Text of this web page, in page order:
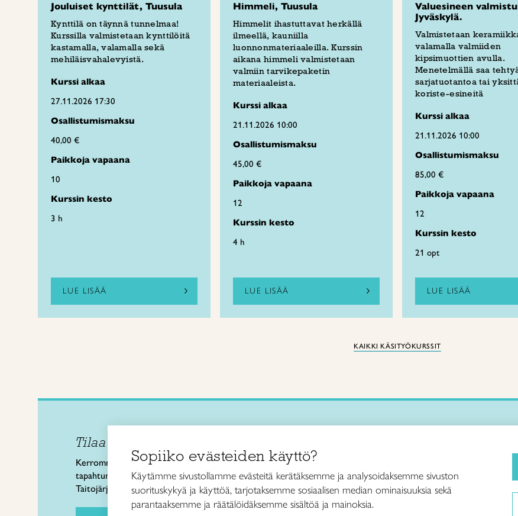
Jouluiset kynttilät, Tuusula
Kynttilä on täynnä tunnelmaa!
Kurssilla valmistetaan kynttilöitä
kastamalla, valamalla sekä
mehiläisvahalevyistä.
Kurssi alkaa
27.11.2026 17:30
Osallistumismaksu
40,00 €
Paikkoja vapaana
10
Kurssin kesto
3 h
LUE LISÄÄ
Himmeli, Tuusula
Himmelit ihastuttavat herkällä
ilmeellä, kauniilla
luonnonmateriaaleilla. Kurssin
aikana himmeli valmistetaan
valmiin tarvikepaketin
materiaaleista.
Kurssi alkaa
21.11.2026 10:00
Osallistumismaksu
45,00 €
Paikkoja vapaana
12
Kurssin kesto
4 h
LUE LISÄÄ
Valuesineen
Jyväskylä.
Valmistetaan
valamalla valmiiden
kipsimuottien avulla.
Menetelmällä saa
sarjatuotantoa tai
koriste-esineitä
Kurssi alkaa
21.11.2026 10:00
Osallistumismaksu
85,00 €
Paikkoja vapaana
12
Kurssin kesto
21 opt
LUE LISÄÄ
KAIKKI KÄSITYÖKURSSIT
Tilaa uutiskirje
Kerromme käsityön valtakunnallisista
tapahtumista ja uutisista sekä
Taitojärjestön toiminnasta.
Käsi- ja taideteollisuusliitto Taito ry
Kalevankatu 61
00180 Helsinki
puh. 040 7525 160
Käsityöohjeet
Me olemme Taito
Sopiiko evästeiden käyttö?
Käytämme sivustollamme evästeitä kerätäksemme ja analysoidaksemme sivuston
suorituskykyä ja käyttöä, tarjotaksemme sosiaalisen median ominaisuuksia sekä
parantaaksemme ja räätälöidäksemme sisältöä ja mainoksia.